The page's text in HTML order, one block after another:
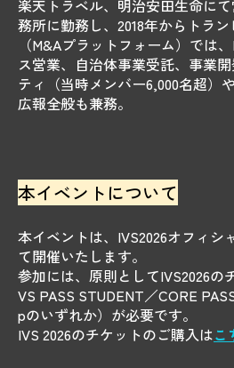
楽天トラベル、明治安田生命に
務所に勤務し、2018年からトラン
（M&Aプラットフォーム）では
ス営業、自治体事業受託、事業
ティ（当時メンバー6,000名超）
広報全般も兼務。
本イベントについて
本イベントは、IVS2026オフィシ
て開催いたします。
参加には、原則としてIVS2026の
VS PASS STUDENT／CORE
pのいずれか）が必要です。
IVS 2026のチケットのご購入はこ